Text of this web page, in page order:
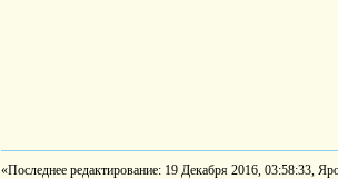
«Последнее редактирование: 19 Декабря 2016, 03:58:33,